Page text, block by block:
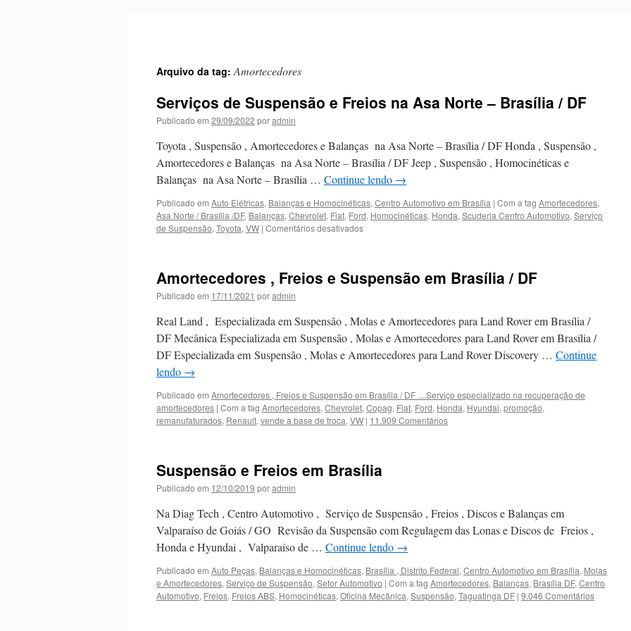
Arquivo da tag:Amortecedores
Serviços de Suspensão e Freios na Asa Norte – Brasília / DF
Publicado em 29/09/2022 poradmin
Toyota , Suspensão , Amortecedores e Balanças na Asa Norte – Brasília / DF Honda , Suspensão ,
Amortecedores e Balanças na Asa Norte – Brasília / DF Jeep , Suspensão , Homocinéticas e
Balanças na Asa Norte – Brasília … Continue lendo →
Publicado em Auto Elétricas, Balanças e Homocinéticas, Centro Automotivo em Brasília | Com a tag Amortecedores,
Asa Norte / Brasília /DF, Balanças, Chevrolet, Fiat, Ford, Homocinéticas, Honda, Scuderia Centro Automotivo, Serviço
de Suspensão, Toyota, VW | Comentários desativados
e
Asa
Norte
–
Brasília
Amortecedores , Freios e Suspensão em Brasília / DF
Publicado em 17/11/2021 poradmin
Real Land , Especializada em Suspensão , Molas e Amortecedores para Land Rover em Brasília /
DF Mecânica Especializada em Suspensão , Molas e Amortecedores para Land Rover em Brasília /
DF Especializada em Suspensão , Molas e Amortecedores para Land Rover Discovery … Continue
lendo →
Publicado em Amortecedores , Freios e Suspensão em Brasília / DF ....Serviço especializado na recuperação de
amortecedores | Com a tag Amortecedores, Chevrolet, Copag, Fiat, Ford, Honda, Hyundai, promoção,
remanufaturados, Renault, vende a base de troca, VW | 11.909 Comentários
Suspensão e Freios em Brasília
Publicado em 12/10/2019 poradmin
Na Diag Tech , Centro Automotivo , Serviço de Suspensão , Freios , Discos e Balanças em
Valparaíso de Goiás / GO Revisão da Suspensão com Regulagem das Lonas e Discos de Freios ,
Honda e Hyundai , Valparaíso de … Continue lendo →
Publicado em Auto Peças, Balanças e Homocinéticas, Brasília , Distrito Federal, Centro Automotivo em Brasília, Molas
e Amortecedores, Serviço de Suspensão, Setor Automotivo | Com a tag Amortecedores, Balanças, Brasília DF, Centro
Automotivo, Freios, Freios ABS, Homocinéticas, Oficina Mecânica, Suspensão, Taguatinga DF | 9.046 Comentários